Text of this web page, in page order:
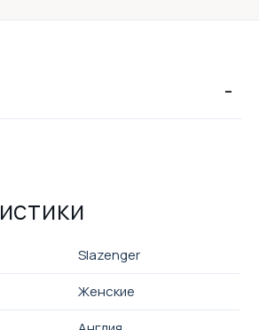
-
Slazenger
Женские